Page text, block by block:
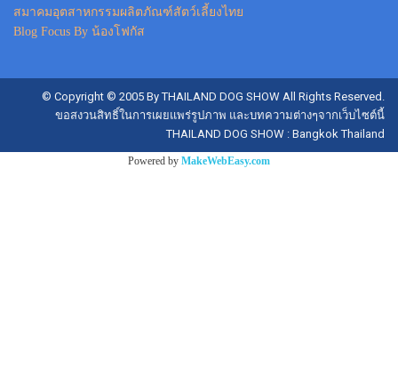
สมาคมอุตสาหกรรมผลิตภัณฑ์สัตว์เลี้ยงไทย
Blog Focus By น้องโฟกัส
© Copyright © 2005 By THAILAND DOG SHOW All Rights Reserved.
ขอสงวนสิทธิ์ในการเผยแพร่รูปภาพ และบทความต่างๆจากเว็บไซต์นี้
THAILAND DOG SHOW : Bangkok Thailand
Powered by MakeWebEasy.com